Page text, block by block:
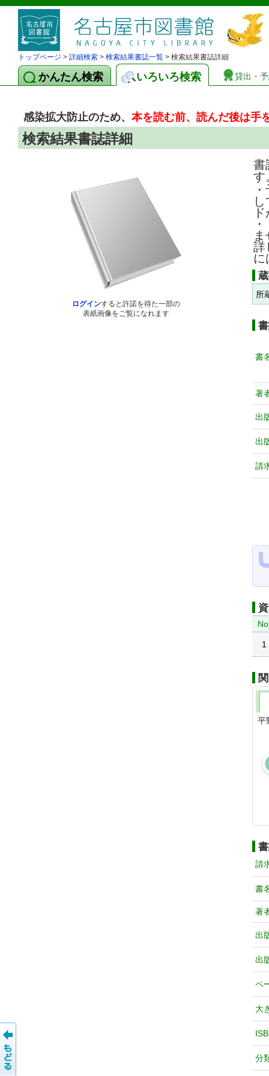
トップページ > 詳細検索 > 検索結果書誌一覧 > 検索結果書誌詳細
かんたん検索 いろいろ検索 貸出・
感染拡大防止のため、本を読む前、読んだ後は手
検索結果書誌詳細
ログインすると許諾を得た一部の
表紙画像をご覧になれます
書
す
詳
に
所
書
著
出
出
請
1
平
請
書
著
出
出
ペ
大
分